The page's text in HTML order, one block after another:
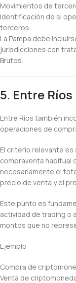
Movimientos de
Identificación de si
terceros.
La Pampa debe
jurisdicciones con
Brutos.
5. Entre Ríos
Entre Ríos también
operaciones de
El criterio relevante es
compraventa habitual
necesariamente el
precio de venta y el
Este punto es
actividad de trading o
montos que no
Ejemplo:
Compra de
Venta de